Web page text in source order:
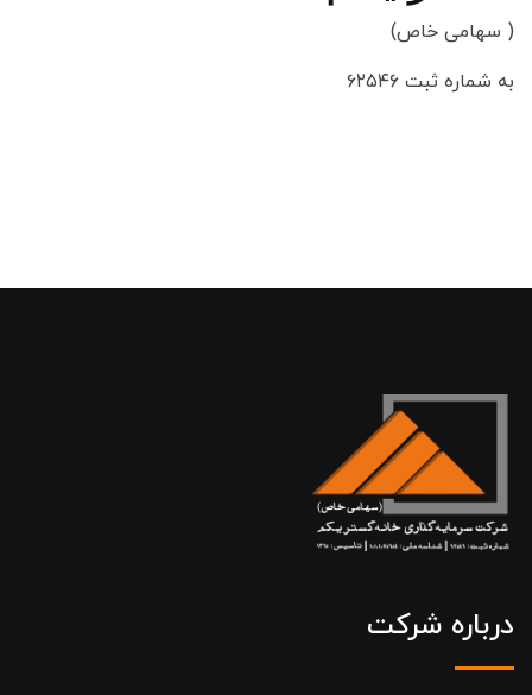
( سهامی خاص)
به شماره ثبت ۶۲۵۴۶
درباره شرکت